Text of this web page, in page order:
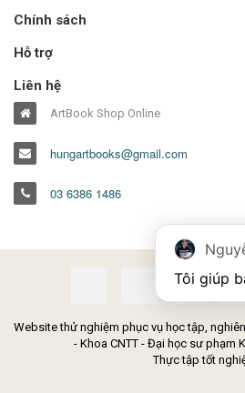
Chính sách
Hỗ trợ
Liên hệ
ArtBook Shop Online
hungartbooks@gmail.com
03 6386 1486
Website thử nghiệm phục vụ học tập,
- Khoa CNTT - Đại học sư phạm
Thực tập tốt
Tôi giúp